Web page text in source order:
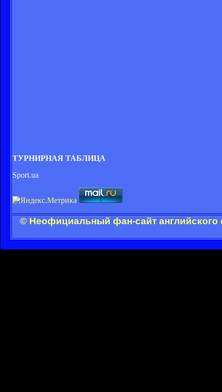
ТУРНИРНАЯ ТАБЛИЦА
Sport.ua
© Неофициальный фан-сайт английского